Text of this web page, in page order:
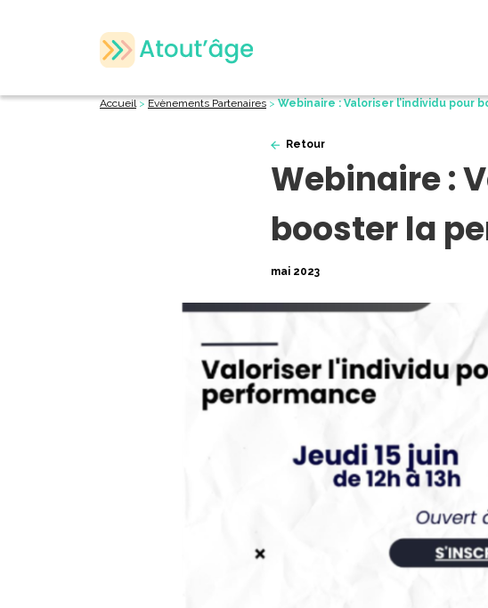
Accueil> Evènements Partenaires > Webinaire : Valoriser l’individu pour
Retour
Webinaire :
booster la
mai 2023